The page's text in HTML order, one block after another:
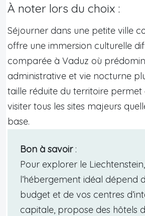
À noter lors du choix :
Séjourner dans une petite ville
offre une immersion culturelle
comparée à Vaduz où
administrative et vie nocturne
taille réduite du territoire
visiter tous les sites majeurs
base.
Bon à savoir:
Pour explorer le
l’hébergement idéal dépend
budget et de vos centres
capitale, propose des hôtels